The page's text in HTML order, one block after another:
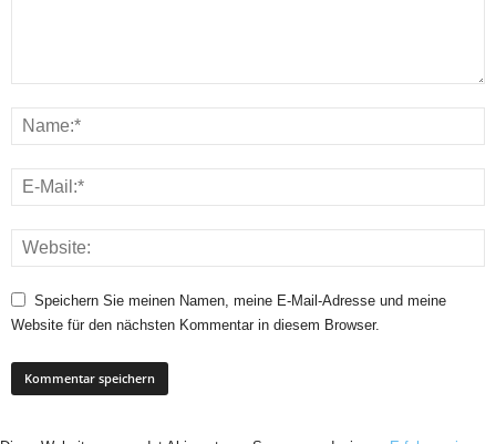
Speichern Sie meinen Namen, meine E-Mail-Adresse und meine
Website für den nächsten Kommentar in diesem Browser.